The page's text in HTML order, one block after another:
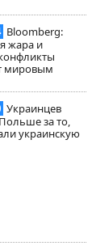
Bloomberg:
жара и
мировым
Украинцев
за то,
украинскую